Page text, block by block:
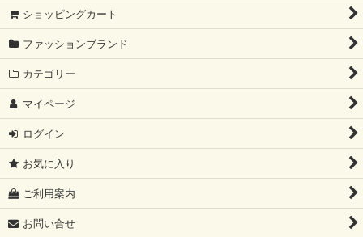
ショッピングカート
ファッションブランド
カテゴリー
マイページ
ログイン
お気に入り
ご利用案内
お問い合せ